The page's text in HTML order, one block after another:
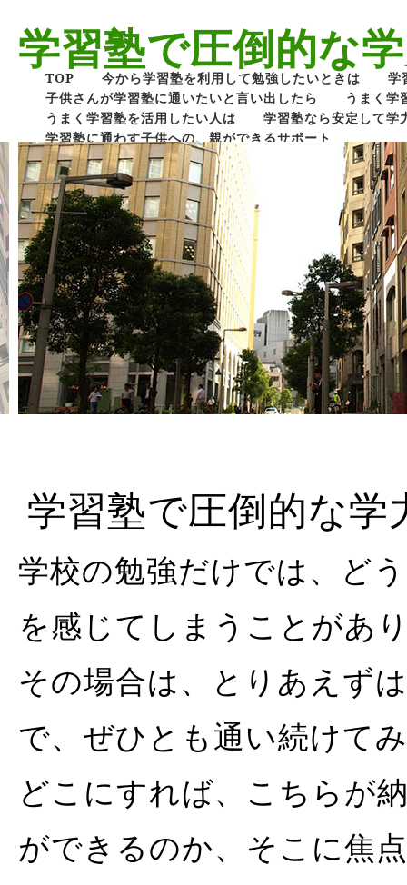
学習塾で圧倒的な
TOP 今から学習塾を利用して勉強したいときは
学
子供さんが学習塾に通いたいと言い出したら
うまく学
うまく学習塾を活用したい人は
学習塾なら安定して学
学習塾に通わす子供への、親ができるサポート
学習塾で圧倒的な
学校の勉強だけでは、ど
を感じてしまうことがあ
その場合は、とりあえず
で、ぜひとも通い続けて
どこにすれば、こちらが
ができるのか、そこに焦